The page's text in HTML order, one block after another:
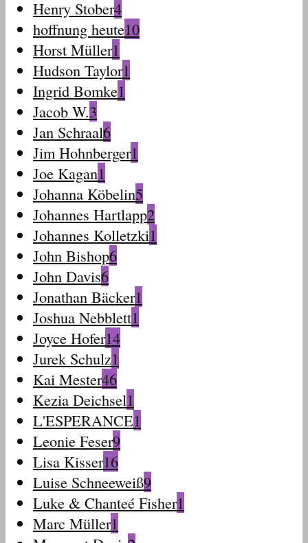
Henry Stober4
hoffnung heute10
Horst Müller1
Hudson Taylor1
Ingrid Bomke1
Jacob W.3
Jan Schraal6
Jim Hohnberger1
Joe Kagan1
Johanna Köbelin5
Johannes Hartlapp2
Johannes Kolletzki1
John Bishop6
John Davis6
Jonathan Bäcker1
Joshua Nebblett1
Joyce Hofer14
Jurek Schulz1
Kai Mester46
Kezia Deichsel1
L'ESPERANCE1
Leonie Feser9
Lisa Kisser16
Luise Schneeweiß9
Luke & Chanteé Fisher1
Marc Müller1